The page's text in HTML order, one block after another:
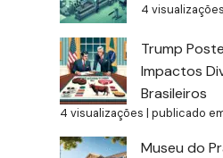
4 visualizações
Trump
Impactos
Brasileiros
4 visualizações |publicado
Museu do